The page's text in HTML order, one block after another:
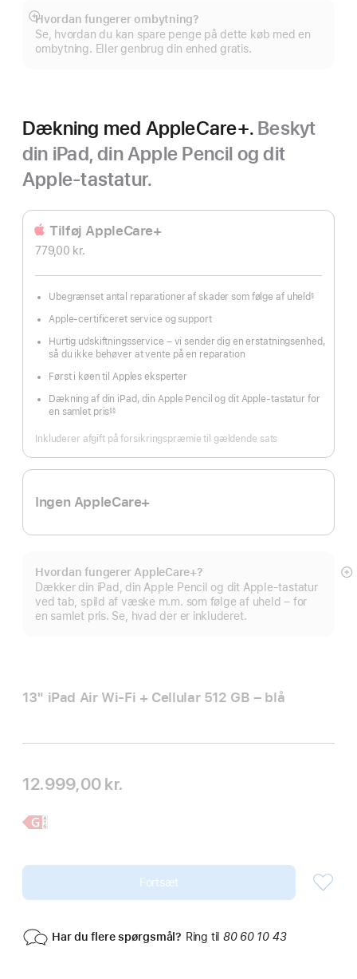
Hvordan fungerer ombytning?
Se, hvordan du kan spare penge på dette køb med en
ombytning. Eller genbrug din enhed gratis.
Vis
mere
Dækning med AppleCare+. Beskyt
din iPad, din Apple Pencil og dit
Apple-tastatur.
Tilføj AppleCare+
779,00 kr.
Ubegrænset antal reparationer af skader som følge af uheld
Fodnote
§
Apple-certificeret service og support
Hurtig udskiftningsservice – vi sender dig en erstatningsenhed,
så du ikke behøver at vente på en reparation
Først i køen til Apples eksperter
Dækning af din iPad, din Apple Pencil og dit Apple-tastatur for
en samlet pris§§
Inkluderer afgift på forsikringspræmie til gældende sats
Ingen AppleCare+
Hvordan fungerer AppleCare+?
Dækker din iPad, din Apple Pencil og dit Apple-tastatur
ved tab, spild af væske m.m. som følge af uheld – for
en samlet pris. Se, hvad der er inkluderet.
13" iPad Air Wi‑Fi + Cellular 512 GB – blå
12.999,00 kr.
Læs
Fortsæt
Har du flere spørgsmål? Ring til 80 60 10 43